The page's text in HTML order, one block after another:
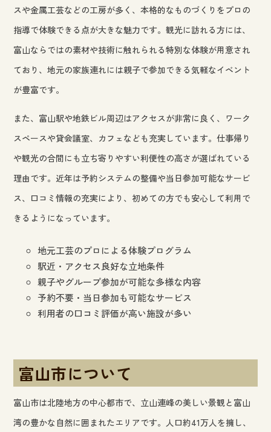
スや金属工芸などの工房が多く、本格的なものづくりをプロの
指導で体験できる点が大きな魅力です。観光に訪れる方には、
富山ならではの素材や技術に触れられる特別な体験が用意され
ており、地元の家族連れには親子で参加できる気軽なイベント
が豊富です。
また、富山駅や地鉄ビル周辺はアクセスが非常に良く、ワーク
スペースや貸会議室、カフェなども充実しています。仕事帰り
や観光の合間にも立ち寄りやすい利便性の高さが選ばれている
理由です。近年は予約システムの整備や当日参加可能なサービ
ス、口コミ情報の充実により、初めての方でも安心して利用で
きるようになっています。
地元工芸のプロによる体験プログラム
駅近・アクセス良好な立地条件
親子やグループ参加が可能な多様な内容
予約不要・当日参加も可能なサービス
利用者の口コミ評価が高い施設が多い
富山市について
富山市は北陸地方の中心都市で、立山連峰の美しい景観と富山
湾の豊かな自然に囲まれたエリアです。人口約41万人を擁し、